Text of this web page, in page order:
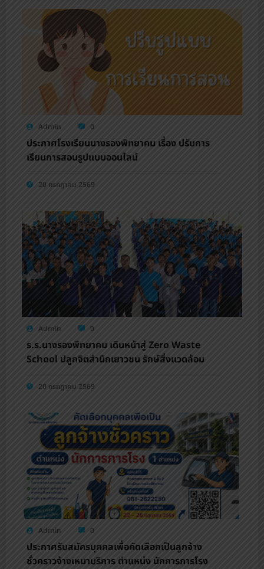
Admin 0
ประกาศโรงเรียนนางรองพิทยาคม เรื่อง ปรับการ
เรียนการสอนรูปแบบออนไลน์
20 กรกฎาคม 2569
Admin 0
ร.ร.นางรองพิทยาคม เดินหน้าสู่ Zero Waste
School ปลูกจิตสำนึกเยาวชน รักษ์สิ่งแวดล้อม
20 กรกฎาคม 2569
Admin 0
ประกาศรับสมัครบุคคลเพื่อคัดเลือกเป็นลูกจ้าง
ชั่วคราวจ้างเหมาบริการ ตำแหน่ง นักการภารโรง